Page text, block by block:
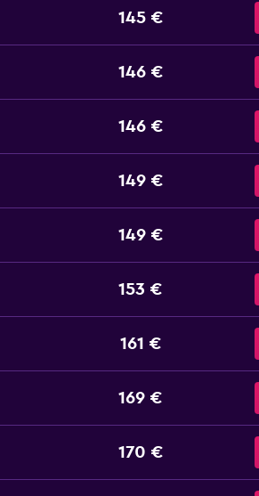
145 €
146 €
146 €
149 €
149 €
153 €
161 €
169 €
170 €